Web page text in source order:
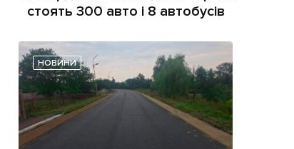
сайті
стоять 300 авто і 8 автобусів
НОВИНИ